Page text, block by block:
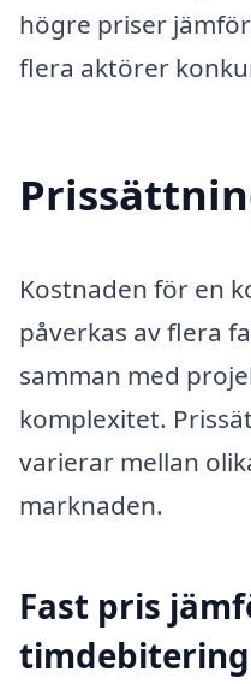
högre priser
flera aktörer
Kostnaden för en
påverkas av flera
samman med
komplexitet.
varierar mellan
marknaden.
Fast pris
timdebitering